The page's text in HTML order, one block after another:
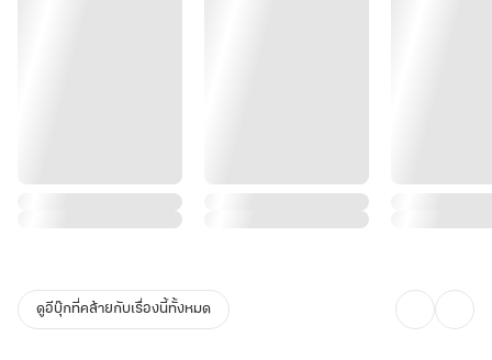
ดูอีบุ๊กที่คล้ายกับเรื่องนี้ทั้งหมด